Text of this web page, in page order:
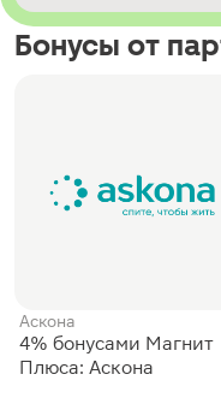
Бонусы от
Аскона
4% бонусами Магнит
Плюса: Аскона